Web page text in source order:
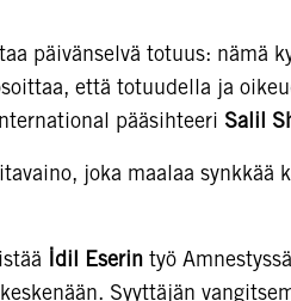
päivänselvä totuus: nämä
että totuudella ja
pääsihteeri Salil
joka maalaa synkkää
İdil Eserin työ
Syyttäjän